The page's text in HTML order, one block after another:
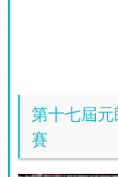
第十七屆
賽